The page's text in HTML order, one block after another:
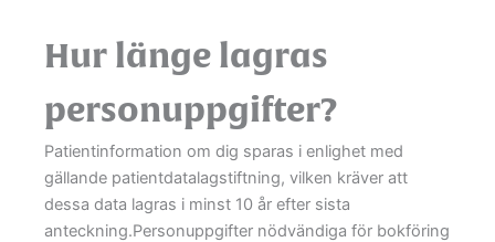
Hur länge lagras
personuppgifter?
Patientinformation om dig sparas i enlighet med
gällande patientdatalagstiftning, vilken kräver att
dessa data lagras i minst 10 år efter sista
anteckning.Personuppgifter nödvändiga för bokföring